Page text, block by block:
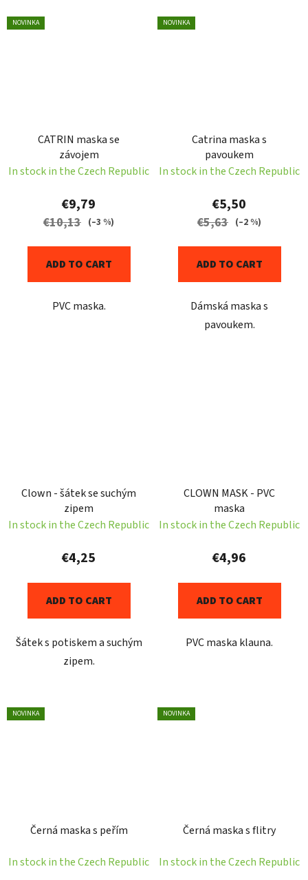
NOVINKA
CATRIN maska se
závojem
In stock in the Czech Republic
€9,79
€10,13 (–3 %)
ADD TO CART
PVC maska.
NOVINKA
Catrina maska s
pavoukem
In stock in the Czech Republic
€5,50
€5,63 (–2 %)
ADD TO CART
Dámská maska s
pavoukem.
Clown - šátek se suchým
zipem
In stock in the Czech Republic
€4,25
ADD TO CART
Šátek s potiskem a suchým
zipem.
CLOWN MASK - PVC
maska
In stock in the Czech Republic
€4,96
ADD TO CART
PVC maska klauna.
NOVINKA
Černá maska s peřím
In stock in the Czech Republic
NOVINKA
Černá maska s flitry
In stock in the Czech Republic